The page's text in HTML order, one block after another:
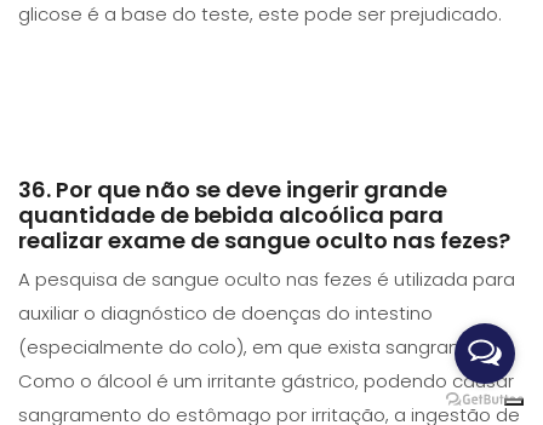
glicose é a base do teste, este pode ser prejudicado.
36. Por que não se deve ingerir grande
quantidade de bebida alcoólica para
realizar exame de sangue oculto nas fezes?
A pesquisa de sangue oculto nas fezes é utilizada para
auxiliar o diagnóstico de doenças do intestino
(especialmente do colo), em que exista sangramento.
Como o álcool é um irritante gástrico, podendo causar
sangramento do estômago por irritação, a ingestão de